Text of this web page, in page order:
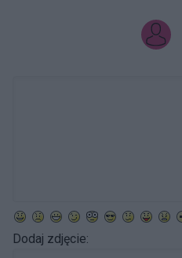
Dodaj zdjęcie: